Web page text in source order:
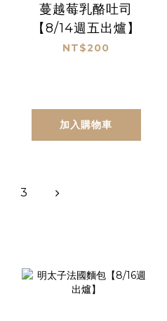
蔓越莓乳酪吐司
【8/14週五出爐】
NT$200
加入購物車
3